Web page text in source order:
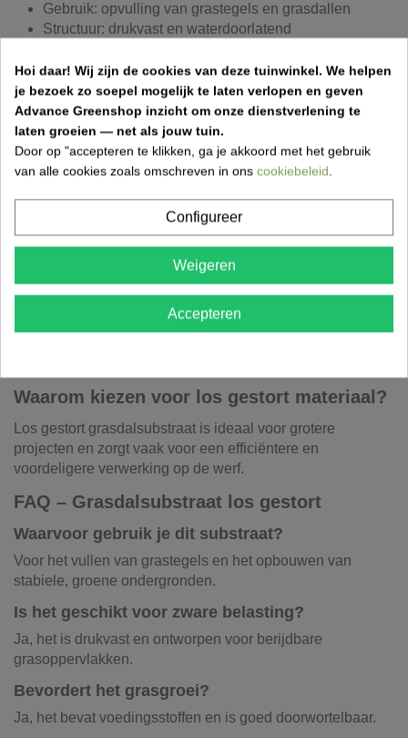
Gebruik: opvulling van grastegels en grasdallen
Structuur: drukvast en waterdoorlatend
Voordelen
Goede stabiliteit en draagkracht
Waterdoorlatend voor optimale drainage
Rijk aan voedingsstoffen
Bevordert grasgroei en wortelontwikkeling
Toepassingen
Vullen van grastegels en grasdallen
Herstellen van graspleinen
Golf- en sportterreinen
Waarom kiezen voor los gestort materiaal?
Los gestort grasdalsubstraat is ideaal voor grotere
projecten en zorgt vaak voor een efficiëntere en
voordeligere verwerking op de werf.
FAQ – Grasdalsubstraat los gestort
Waarvoor gebruik je dit substraat?
Voor het vullen van grastegels en het opbouwen van
stabiele, groene ondergronden.
Is het geschikt voor zware belasting?
Ja, het is drukvast en ontworpen voor berijdbare
grasoppervlakken.
Bevordert het grasgroei?
Ja, het bevat voedingsstoffen en is goed doorwortelbaar.
Hoi daar! Wij zijn de cookies van deze tuinwinkel. We helpen
je bezoek zo soepel mogelijk te laten verlopen en geven
Advance Greenshop inzicht om onze dienstverlening te
laten groeien — net als jouw tuin.
Door op "accepteren te klikken, ga je akkoord met het gebruik
van alle cookies zoals omschreven in ons cookiebeleid
Configureer
Weigeren
Accepteren